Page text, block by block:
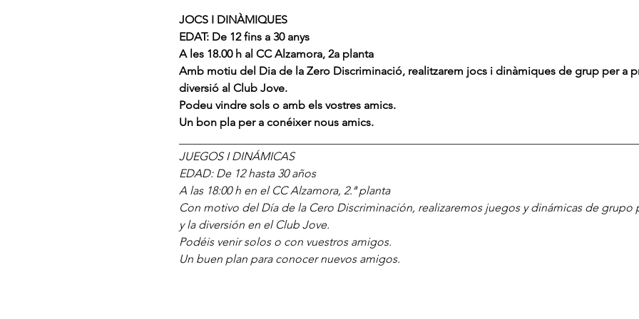
JOCS I DINÀMIQUES
EDAT: De 12 fins a 30 anys
A les 18.00 h al CC Alzamora, 2a planta
Amb motiu del Dia de la Zero Discriminació, realitzarem jocs i dinàmiques de grup per a
diversió al Club Jove.
Podeu vindre sols o amb els vostres amics.
Un bon pla per a conéixer nous amics.
JUEGOS I DINÁMICAS
EDAD: De 12 hasta 30 años
A las 18:00 h en el CC Alzamora, 2.ª planta
Con motivo del Día de la Cero Discriminación, realizaremos juegos y dinámicas de
y la diversión en el Club Jove.
Podéis venir solos o con vuestros amigos.
Un buen plan para conocer nuevos amigos.